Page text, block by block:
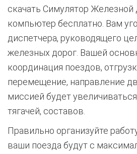
скачать Симулятор Железной
компьютер бесплатно. Вам
диспетчера, руководящего
железных дорог. Вашей
координация поездов,
перемещение, направление
миссией будет
тягачей, составов.
Правильно организуйте
ваши поезда будут с